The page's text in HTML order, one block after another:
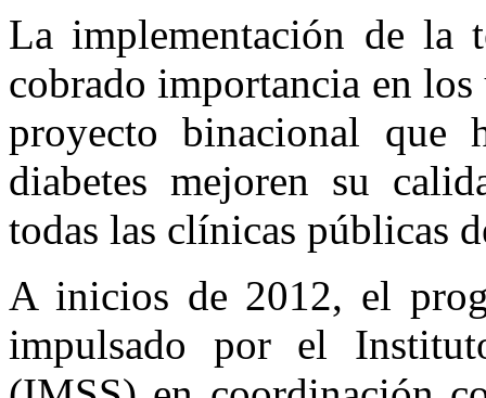
La implementación de la
cobrado importancia en
proyecto binacional que
diabetes mejoren su
todas las clínicas públicas
A inicios de 2012, el
impulsado por el